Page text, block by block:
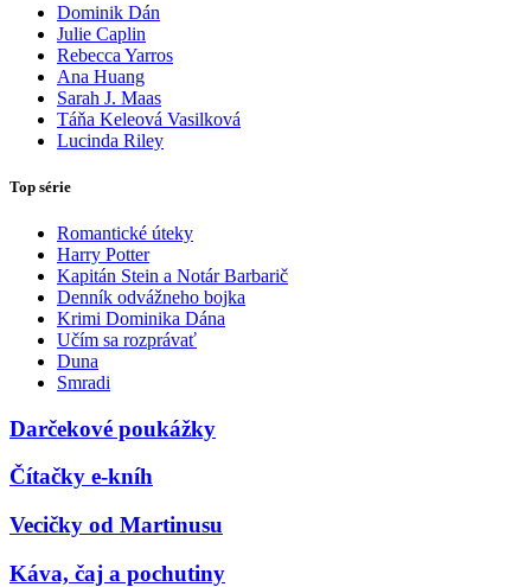
Dominik Dán
Julie Caplin
Rebecca Yarros
Ana Huang
Sarah J. Maas
Táňa Keleová Vasilková
Lucinda Riley
Top série
Romantické úteky
Harry Potter
Kapitán Stein a Notár Barbarič
Denník odvážneho bojka
Krimi Dominika Dána
Učím sa rozprávať
Duna
Smradi
Darčekové poukážky
Čítačky e-kníh
Vecičky od Martinusu
Káva, čaj a pochutiny